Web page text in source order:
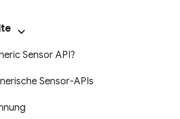
Sensor API?
Sensor-APIs